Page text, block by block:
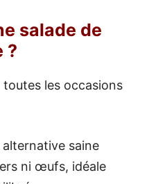
salade de
?
toutes les occasions
alternative saine
ni œufs, idéale